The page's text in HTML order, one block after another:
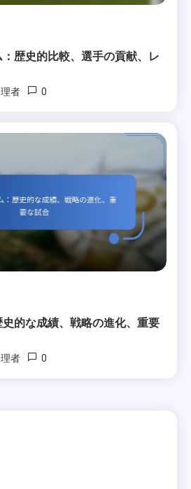
歴史的比較、選手の貢献、レ
者 0
的な成績、戦略の進化、重要
者 0